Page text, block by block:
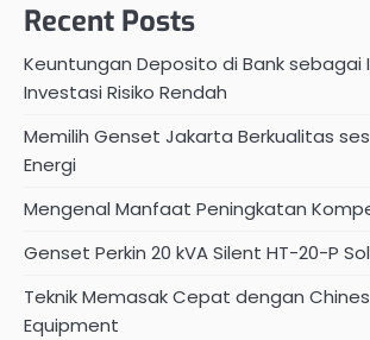
Recent Posts
Keuntungan Deposito di Bank sebagai
Investasi Risiko Rendah
Memilih Genset Jakarta Berkualitas
Energi
Mengenal Manfaat Peningkatan
Genset Perkin 20 kVA Silent HT-20-P
Teknik Memasak Cepat dengan
Equipment